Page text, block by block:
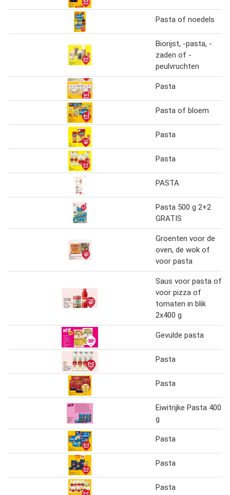
Pasta of noedels
Biorijst, -pasta, -
zaden of -
peulvruchten
Pasta
Pasta of bloem
Pasta
Pasta
PASTA
Pasta 500 g 2+2
GRATIS
Groenten voor de
oven, de wok of
voor pasta
Saus voor pasta of
voor pizza of
tomaten in blik
2x400 g
Gevulde pasta
Pasta
Pasta
Eiwitrijke Pasta 400
g
Pasta
Pasta
Pasta